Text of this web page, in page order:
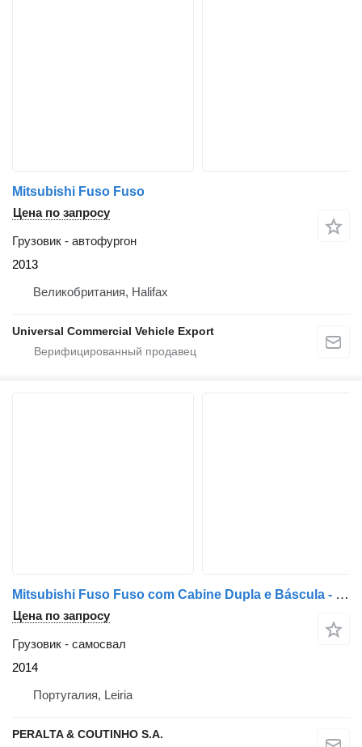
Mitsubishi Fuso Fuso
Цена по запросу
Грузовик - автофургон
2013
Великобритания, Halifax
Universal Commercial Vehicle Export
Mitsubishi Fuso Fuso com Cabine Dupla e Báscula - 2014
Цена по запросу
Грузовик - самосвал
2014
Португалия, Leiria
PERALTA & COUTINHO S.A.